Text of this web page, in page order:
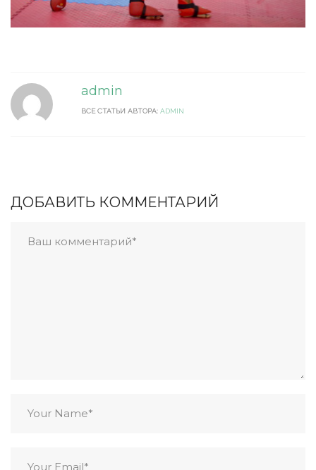
admin
ВСЕ СТАТЬИ АВТОРА: ADMIN
ДОБАВИТЬ КОММЕНТАРИЙ